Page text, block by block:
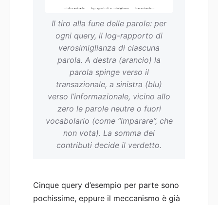
Il tiro alla fune delle parole: per
ogni query, il log-rapporto di
verosimiglianza di ciascuna
parola. A destra (arancio) la
parola spinge verso il
transazionale, a sinistra (blu)
verso l’informazionale, vicino allo
zero le parole neutre o fuori
vocabolario (come “imparare”, che
non vota). La somma dei
contributi decide il verdetto.
Cinque query d’esempio per parte sono
pochissime, eppure il meccanismo è già